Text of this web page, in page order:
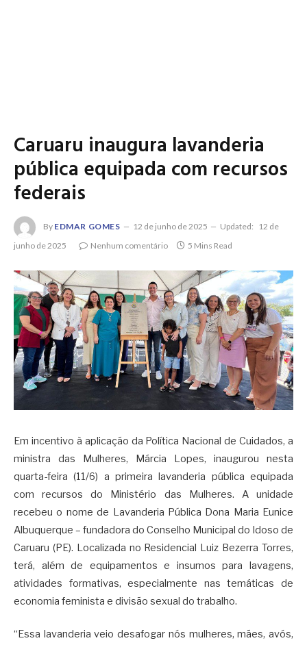
Caruaru inaugura lavanderia
pública equipada com recursos
federais
By EDMAR GOMES 12 de junho de 2025 Updated:
12 de
junho de 2025
Nenhum comentário 5 Mins Read
Em incentivo à aplicação da Política Nacional de Cuidados, a
ministra das Mulheres, Márcia Lopes, inaugurou nesta
quarta-feira (11/6) a primeira lavanderia pública equipada
com recursos do Ministério das Mulheres. A unidade
recebeu o nome de Lavanderia Pública Dona Maria Eunice
Albuquerque – fundadora do Conselho Municipal do Idoso de
Caruaru (PE). Localizada no Residencial Luiz Bezerra Torres,
terá, além de equipamentos e insumos para lavagens,
atividades formativas, especialmente nas temáticas de
economia feminista e divisão sexual do trabalho.
“Essa lavanderia veio desafogar nós mulheres, mães, avós,